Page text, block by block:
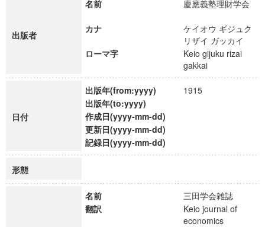
出版者
名前 慶應義塾理財学会
カナ
ケイオウ ギジュク
リザイ ガッカイ
ローマ字
Keio gijuku rizai
gakkai
日付
出版年(from:yyyy)
1915
出版年(to:yyyy)
作成日(yyyy-mm-dd)
更新日(yyyy-mm-dd)
記録日(yyyy-mm-dd)
形態
名前
三田学会雑誌
翻訳
Keio journal of
economics